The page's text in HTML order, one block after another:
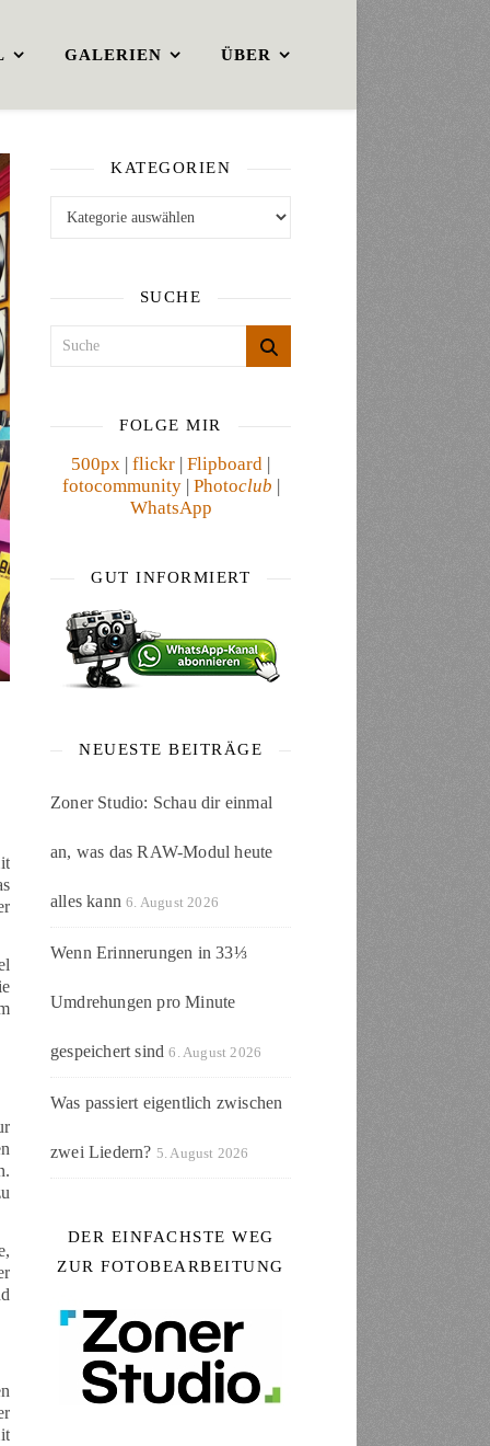
GALERIEN ÜBER
KATEGORIEN
SUCHE
FOLGE MIR
500px | flickr | Flipboard |
fotocommunity| Photoclub |
WhatsApp
GUT INFORMIERT
NEUESTE BEITRÄGE
Zoner Studio: Schau dir einmal
an, was das RAW-Modul heute
alles kann 6. August 2026
Wenn Erinnerungen in 33⅓
Umdrehungen pro Minute
gespeichert sind 6. August 2026
Was passiert eigentlich zwischen
zwei Liedern? 5. August 2026
DER EINFACHSTE WEG
ZUR FOTOBEARBEITUNG